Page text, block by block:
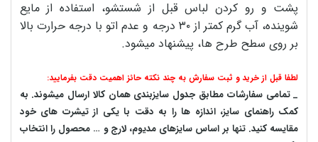
پشت و رو کردن لباس قبل از شستشو، استفاده از مایع
شوینده، آب گرم کمتر از ۳۰ درجه و عدم اتو با درجه حرارت بالا
بر روی سطح طرح ها، پیشنهاد میشود.
لطفا قبل از خرید و ثبت سفارش به چند نکته حائز اهمیت دقت بفرمایید:
_ تمامی سفارشات مطابق جدول سایزبندی همان کالا ارسال میشوند. به
کمک راهنمای سایز، اندازه ها را به دقت با یکی از تیشرت های خود
مقایسه کنید. تنها بر اساس سایزهای مدیوم، لارج و … محصول را انتخاب